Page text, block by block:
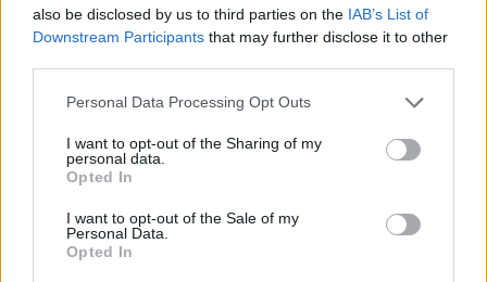
also be disclosed by us to third parties on the IAB’s List of
Downstream Participants that may further disclose it to other
Personal Data Processing Opt Outs
I want to opt-out of the Sharing of my
personal data.
Opted In
I want to opt-out of the Sale of my
Personal Data.
Opted In
23:40
Φωτιά σε χαμηλή βλάστηση στην Κάρπαθο
Κολομβία: Διασώθηκε ιπποποταμάκι από την αποικία του
Πάμπλο Εσκομπάρ